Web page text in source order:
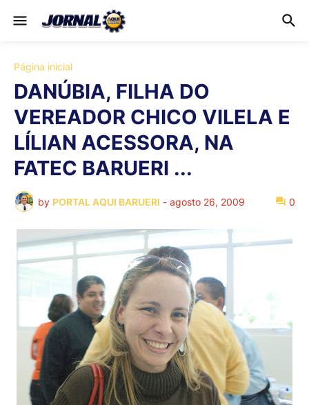
Página inicial
DANÚBIA, FILHA DO
VEREADOR CHICO VILELA E
LÍLIAN ACESSORA, NA
FATEC BARUERI ...
by PORTAL AQUI BARUERI - agosto 26, 2009 0